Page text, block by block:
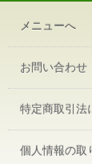
メニューへ
お問い合わせ
特定商取引法
個人情報の取